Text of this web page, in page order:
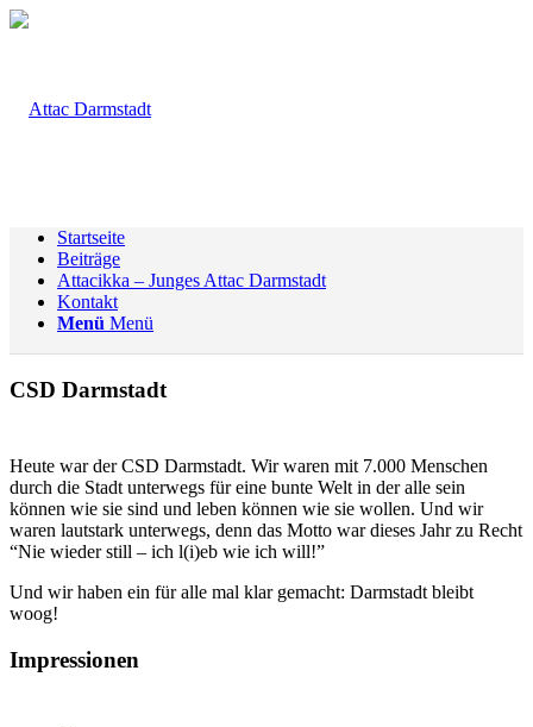
Startseite
Beiträge
Attacikka – Junges Attac Darmstadt
Kontakt
Menü Menü
CSD Darmstadt
Heute war der CSD Darmstadt. Wir waren mit 7.000 Menschen
durch die Stadt unterwegs für eine bunte Welt in der alle sein
können wie sie sind und leben können wie sie wollen. Und wir
waren lautstark unterwegs, denn das Motto war dieses Jahr zu Recht
“Nie wieder still – ich l(i)eb wie ich will!”
Und wir haben ein für alle mal klar gemacht: Darmstadt bleibt
woog!
Impressionen